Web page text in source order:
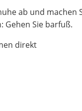
ab und machen
Gehen Sie barfuß.
direkt